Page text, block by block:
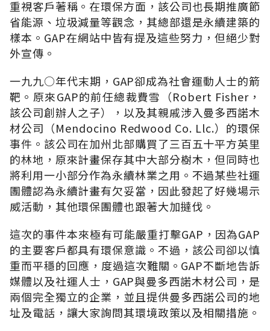
重視客戶著稱。在環保方面，該公司也長期推廣節
省能源、垃圾減量等觀念，其總部還是永續建築的
樣本。GAP在網站中皆有提及這些努力，但絕少對
外宣傳。
一九九○年代末期，GAP卻成為社會運動人士的箭
靶。原來GAP的前任總裁費雪（Robert Fisher，
該公司創辦人之子），以及其親戚涉入曼多西諾木
材公司（Mendocino Redwood Co. Llc.）的環保
事件。該公司在加州北部購買了三百五十平方英里
的林地，原來計畫保存其中大部分樹木，但同時也
將利用一小部分作為永續林業之用。不過某些社運
團體認為永續計畫有欠妥當，因此發起了好幾場示
威活動，其他環保團體也跟著大加撻伐。
這次的事件本來極有可能嚴重打擊GAP，因為GAP
的主要客戶都具有環保意識。不過，該公司卻以慎
重而平穩的回應，度過這次難關。GAP不斷地告訴
媒體以及社運人士，GAP與曼多西諾木材公司，是
兩個完全獨立的企業，並且提供曼多西諾公司的地
址及電話，讓大家詢問其環境政策以及相關措施。